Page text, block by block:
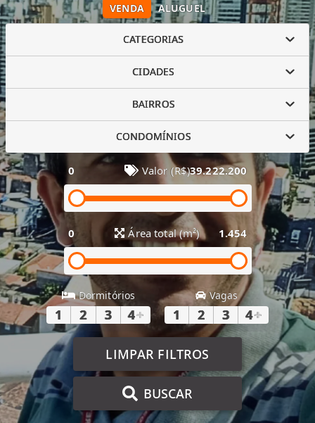
VENDA ALUGUEL
CATEGORIAS
CIDADES
BAIRROS
CONDOMÍNIOS
0 Valor (R$)39.222.200
0 Área total (m²) 1.454
Dormitórios
1 2 3 4+
Vagas
1 2 3 4+
LIMPAR FILTROS
BUSCAR